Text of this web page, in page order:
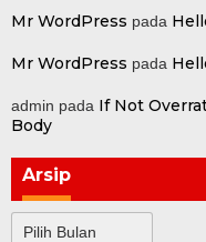
Mr WordPress pada
Mr WordPress pada
admin pada If Not
Body
Arsip